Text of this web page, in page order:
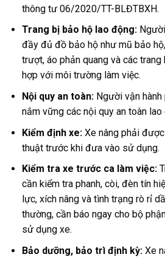
thông tư 06/2020/TT-BLĐTBXH.
Trang bị bảo hộ lao động:Người
đầy đủ đồ bảo hộ như mũ bảo
trượt, áo phản quang và các
hợp với môi trường làm việc.
Nội quy an toàn:Người vận hành
nắm vững các nội quy an toàn
Kiểm định xe:Xe nâng phải
thuật trước khi đưa vào sử dụng.
Kiểm tra xe trước ca làm việc:
cần kiểm tra phanh, còi, đèn tín
lực, xích nâng và tình trạng rò rỉ
thường, cần báo ngay cho bộ
sử dụng xe.
Bảo dưỡng, bảo trì định kỳ: Xe